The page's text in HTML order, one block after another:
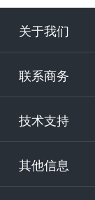
关于我们
联系商务
技术支持
其他信息